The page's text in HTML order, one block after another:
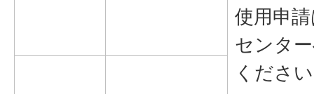
使用申
センタ
くださ